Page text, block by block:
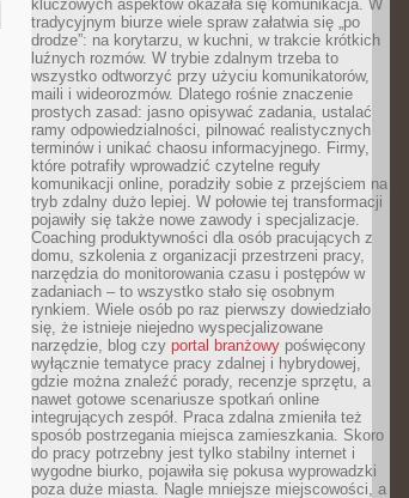
kluczowych aspektów okazała się komunikacja. W
tradycyjnym biurze wiele spraw załatwia się „po
drodze”: na korytarzu, w kuchni, w trakcie krótkich
luźnych rozmów. W trybie zdalnym trzeba to
wszystko odtworzyć przy użyciu komunikatorów,
maili i wideorozmów. Dlatego rośnie znaczenie
prostych zasad: jasno opisywać zadania, ustalać
ramy odpowiedzialności, pilnować realistycznych
terminów i unikać chaosu informacyjnego. Firmy,
które potrafiły wprowadzić czytelne reguły
komunikacji online, poradziły sobie z przejściem na
tryb zdalny dużo lepiej. W połowie tej transformacji
pojawiły się także nowe zawody i specjalizacje.
Coaching produktywności dla osób pracujących z
domu, szkolenia z organizacji przestrzeni pracy,
narzędzia do monitorowania czasu i postępów w
zadaniach – to wszystko stało się osobnym
rynkiem. Wiele osób po raz pierwszy dowiedziało
się, że istnieje niejedno wyspecjalizowane
narzędzie, blog czy portal branżowy poświęcony
wyłącznie tematyce pracy zdalnej i hybrydowej,
gdzie można znaleźć porady, recenzje sprzętu, a
nawet gotowe scenariusze spotkań online
integrujących zespół. Praca zdalna zmieniła też
sposób postrzegania miejsca zamieszkania. Skoro
do pracy potrzebny jest tylko stabilny internet i
wygodne biurko, pojawiła się pokusa wyprowadzki
poza duże miasta. Nagle mniejsze miejscowości, a